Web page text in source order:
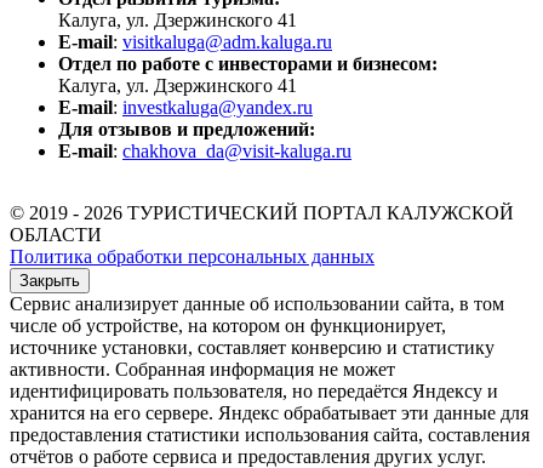
Калуга, ул. Дзержинского 41
E-mail: visitkaluga@adm.kaluga.ru
Отдел по работе с инвесторами и бизнесом:
Калуга, ул. Дзержинского 41
E-mail: investkaluga@yandex.ru
Для отзывов и предложений:
E-mail: chakhova_da@visit-kaluga.ru
© 2019 - 2026 ТУРИСТИЧЕСКИЙ ПОРТАЛ КАЛУЖСКОЙ
ОБЛАСТИ
Политика обработки персональных данных
Закрыть
Сервис анализирует данные об использовании сайта, в том
числе об устройстве, на котором он функционирует,
источнике установки, составляет конверсию и статистику
активности. Собранная информация не может
идентифицировать пользователя, но передаётся Яндексу и
хранится на его сервере. Яндекс обрабатывает эти данные для
предоставления статистики использования сайта, составления
отчётов о работе сервиса и предоставления других услуг.